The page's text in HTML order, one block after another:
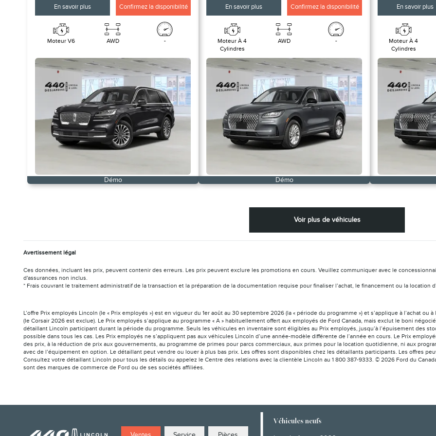
En savoir plus Confirmez la disponibilité
Moteur V6 AWD -
Démo
En savoir plus Confirmez la disponibilité
Moteur À 4
Cylindres
AWD -
Démo
En savoir plus
Moteur À 4
Cylindres
Voir plus de véhicules
Avertissement légal
Ces données, incluant les prix, peuvent contenir des erreurs. Les prix peuvent exclure les promotions en cours. Veuillez communiquer avec le
d'assurances non inclus.
* Frais couvrant le traitement administratif de la transaction et la préparation de la documentation requise pour finaliser l’achat, le financement ou la location
L’offre Prix employés Lincoln (le « Prix employés ») est en vigueur du 1er août au 30 septembre 2026 (la « période du programme ») et s’applique à l’achat
(le Corsair 2026 est exclue). Le Prix employés s’applique au programme « A » habituellement offert aux employés de Ford Canada, mais exclut le boni
détaillant Lincoln participant durant la période du programme. Seuls les véhicules en inventaire sont éligibles au Prix employés, jusqu’à l’épuisement des
possible dans tous les cas. Les Prix employés ne s’appliquent pas aux véhicules Lincoln d’une année-modèle différente de l’année en cours. Le Prix
des prix, à la réduction de prix aux gouvernements, au programme de primes pour parcs commerciaux, aux primes pour la location quotidienne, ni aux
avec de l’équipement en option. Le détaillant peut vendre ou louer à plus bas prix. Les offres sont disponibles chez les détaillants participants. Les offres
Consultez votre détaillant Lincoln pour tous les détails ou appelez le Centre des relations avec la clientèle Lincoln au 1 800 387-9333. © 2026 Ford du
sont des marques de commerce de Ford ou de ses sociétés affiliées.
Véhicules neufs